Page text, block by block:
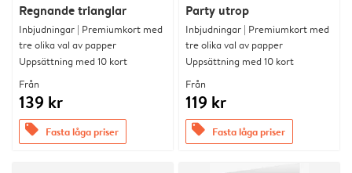
Regnande trianglar
Inbjudningar | Premiumkort med
tre olika val av papper
Uppsättning med 10 kort
Från
139 kr
offers Fasta låga priser
Party utrop
Inbjudningar | Premiumkort med
tre olika val av papper
Uppsättning med 10 kort
Från
119 kr
offers Fasta låga priser